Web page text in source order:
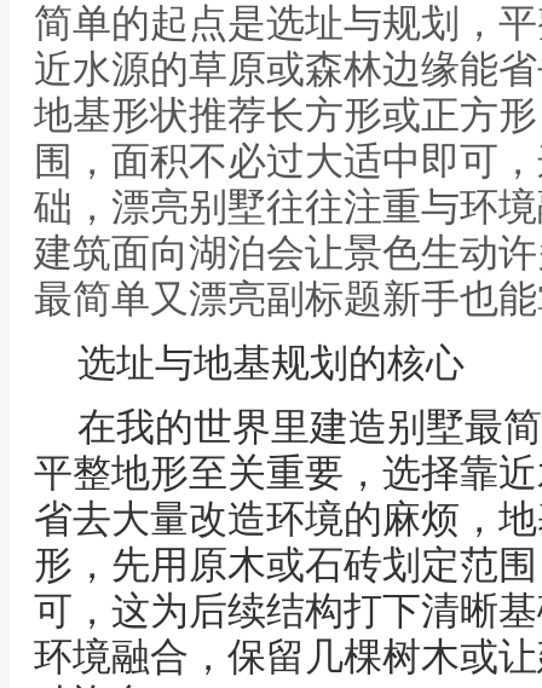
简单的起点是选址与规划，
近水源的草原或森林边缘能
地基形状推荐长方形或正方
围，面积不必过大适中即可
础，漂亮别墅往往注重与环
建筑面向湖泊会让景色生动
最简单又漂亮副标题新手也
选址与地基规划的核心
在我的世界里建造别墅最
平整地形至关重要，选择靠
省去大量改造环境的麻烦，
形，先用原木或石砖划定范
可，这为后续结构打下清晰
环境融合，保留几棵树木或